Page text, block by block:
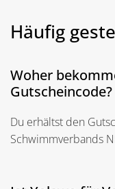
Häufig
Woher
Gutscheincode?​​
Du erhältst den
Schwimmverbands